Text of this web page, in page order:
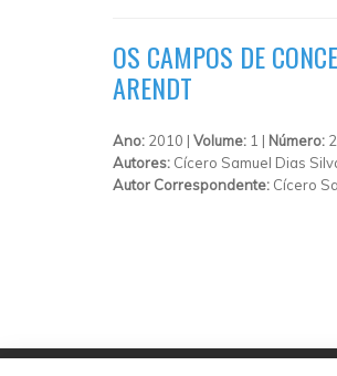
OS CAMPOS DE
ARENDT
Ano: 2010 | Volume: 1 | Número: 2
Autores: Cícero Samuel Dias
Autor Correspondente: Cícero